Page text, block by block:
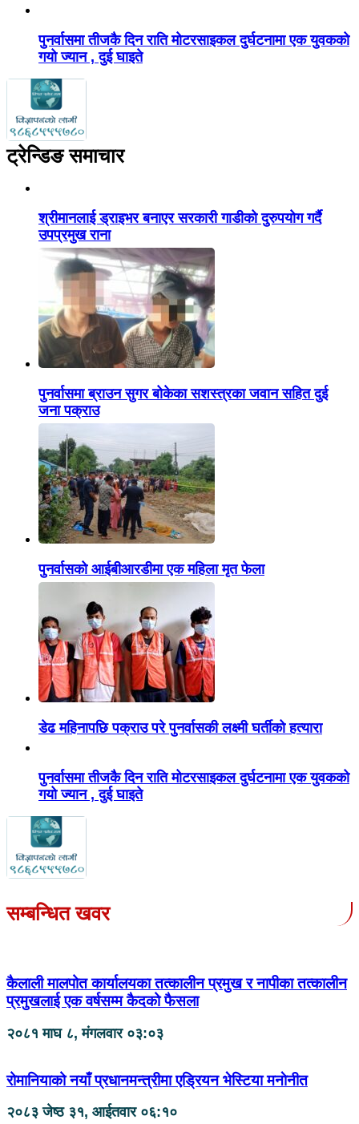
पुनर्वासमा तीजकै दिन राति मोटरसाइकल दुर्घटनामा एक युवकको
गयो ज्यान , दुई घाइते
ट्रेन्डिङ समाचार
श्रीमानलाई ड्राइभर बनाएर सरकारी गाडीको दुरुपयोग गर्दै
उपप्रमुख राना
पुनर्वासमा ब्राउन सुगर बोकेका सशस्त्रका जवान सहित दुई
जना पक्राउ
पुनर्वासको आईबीआरडीमा एक महिला मृत फेला
डेढ महिनापछि पक्राउ परे पुनर्वासकी लक्ष्मी घर्तीको हत्यारा
पुनर्वासमा तीजकै दिन राति मोटरसाइकल दुर्घटनामा एक युवकको
गयो ज्यान , दुई घाइते
सम्बन्धित खवर
कैलाली मालपोत कार्यालयका तत्कालीन प्रमुख र नापीका तत्कालीन
प्रमुखलाई एक वर्षसम्म कैदको फैसला
२०८१ माघ ८, मंगलवार ०३:०३
रोमानियाको नयाँ प्रधानमन्त्रीमा एड्रियन भेस्टिया मनाेनीत
२०८३ जेष्ठ ३१, आईतवार ०६:१०